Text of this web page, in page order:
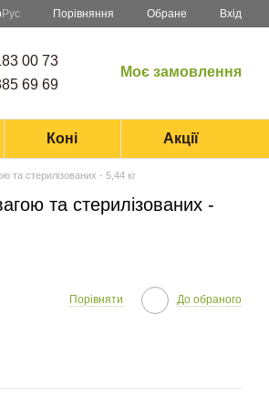
Рус Порівняння Обране Вхід
00 73
69 69
Моє замовлення
Коні Акції
та стерилізованих - 5,44 кг
та стерилізованих -
Порівняти До обраного